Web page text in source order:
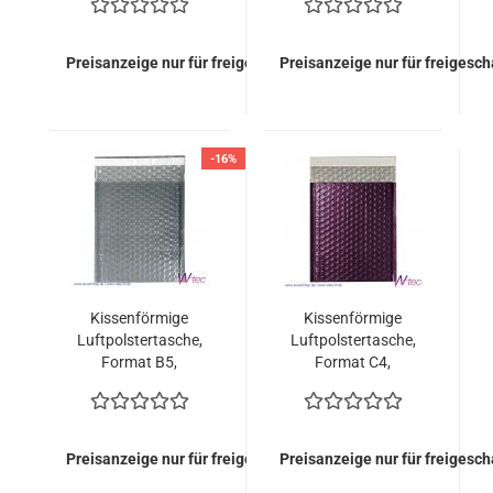
Stück = 119,00 Euro)
Preisanzeige nur für freigeschaltete Kunden
Stück = 119,00 Euro)
Preisanzeige nur für
-16%
Kissenförmige
Luftpolstertasche,
Format B5,
Transparent (100
Preisanzeige nur für freigeschaltete Kunden
Kissenförmige
Luftpolstertasche,
Format C4,
metallisch Matt (100
Preisanzeige nur für